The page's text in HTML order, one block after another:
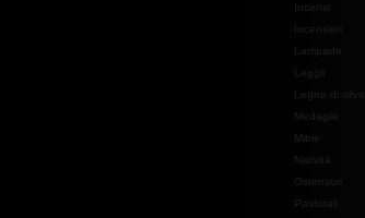
Incensi
Incensieri
Lampade
Leggii
Legno di olivo
Medaglie
Mitrie
Natività
Ostensori
Pastorali